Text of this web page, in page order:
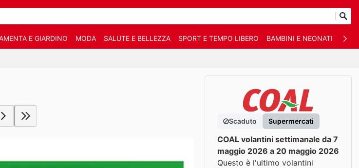
E GIARDINO MODA SALUTE E BELLEZZA SPORT E TEMPO LIBERO BAMBINI E NEONATI
Scaduto Supermercati
COAL volantini settimanale da 7
maggio 2026 a 20 maggio 2026
Questo è l'ultimo volantini